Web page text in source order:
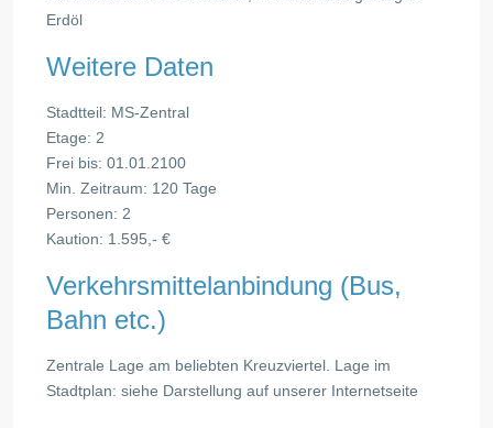
Erdöl
Weitere Daten
Stadtteil: MS-Zentral
Etage: 2
Frei bis: 01.01.2100
Min. Zeitraum: 120 Tage
Personen: 2
Kaution: 1.595,- €
Verkehrsmittelanbindung (Bus,
Bahn etc.)
Zentrale Lage am beliebten Kreuzviertel. Lage im
Stadtplan: siehe Darstellung auf unserer Internetseite